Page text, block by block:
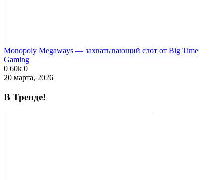
Monopoly Megaways — захватывающий слот от Big Time
Gaming
0 60k 0
20 марта, 2026
В Тренде!